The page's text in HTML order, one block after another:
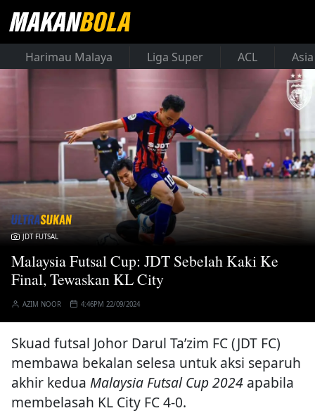
Harimau Malaya Liga Super ACL
JDT FUTSAL
Malaysia Futsal Cup: JDT Sebelah Kaki Ke
Final, Tewaskan KL City
AZIM NOOR 4:46PM 22/09/2024
Skuad futsal Johor Darul Ta’zim FC (JDT FC)
membawa bekalan selesa untuk aksi separuh
akhir kedua Malaysia Futsal Cup 2024 apabila
membelasah KL City FC 4-0.